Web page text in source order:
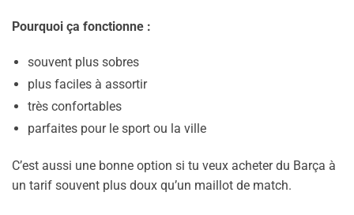
Pourquoi ça fonctionne :
souvent plus sobres
plus faciles à assortir
très confortables
parfaites pour le sport ou la ville
C’est aussi une bonne option si tu veux acheter du Barça à
un tarif souvent plus doux qu’un maillot de match.